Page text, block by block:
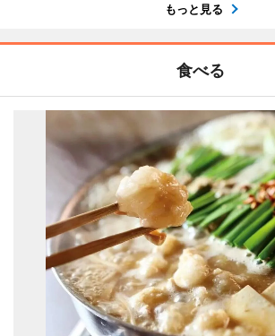
もっと見る
食べる